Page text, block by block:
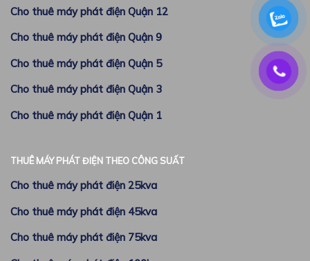
Cho thuê máy phát điện Quận 12
Cho thuê máy phát điện Quận 9
Cho thuê máy phát điện Quận 5
Cho thuê máy phát điện Quận 3
Cho thuê máy phát điện Quận 1
THUÊ MÁY PHÁT ĐIỆN THEO CÔNG SUẤT
Cho thuê máy phát điện 25kva
Cho thuê máy phát điện 45kva
Cho thuê máy phát điện 75kva